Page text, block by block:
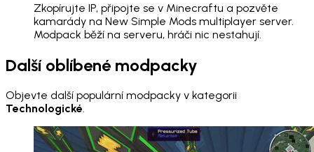
Zkopírujte IP, připojte se v Minecraftu a pozvěte
kamarády na New Simple Mods multiplayer server.
Modpack běží na serveru, hráči nic nestahují.
Další oblíbené modpacky
Objevte další populární modpacky v kategorii
Technologické.